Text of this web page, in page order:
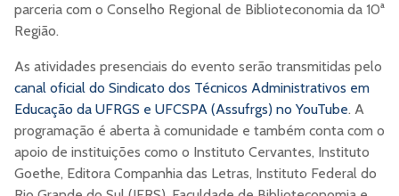
parceria com o Conselho Regional de Biblioteconomia da 10ª
Região.
As atividades presenciais do evento serão transmitidas pelo
canal oficial do Sindicato dos Técnicos Administrativos em
Educação da UFRGS e UFCSPA (Assufrgs) no YouTube. A
programação é aberta à comunidade e também conta com o
apoio de instituições como o Instituto Cervantes, Instituto
Goethe, Editora Companhia das Letras, Instituto Federal do